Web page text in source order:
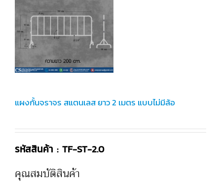
แผงกั้นจราจร สแตนเลส ยาว 2 เมตร แบบไม่มีล้อ
รหัสสินค้า : TF-ST-2.0
คุณสมบัติสินค้า